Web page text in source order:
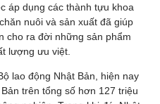
áp dụng các thành tựu khoa
nuôi và sản xuất đã giúp
cho ra đời những sản phẩm
lượng ưu việt.
lao động Nhật Bản, hiện nay
trên tổng số hơn 127 triệu